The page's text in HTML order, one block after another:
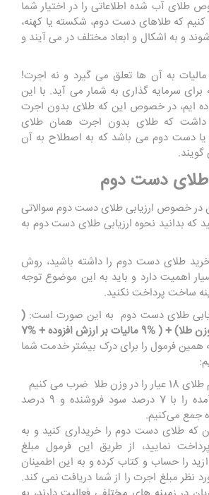
طلای آب شده اطلاعاتی را در اختیار شما
کنیم که طلاهای دست دوم، شکسته یا کهنه،
و به اشکال و ابعاد مختلف در می آیند و
به آن ها تعلق می گیرد و نه اجرت!
برای سرمایه گذاری به شمار می آید. با این
ایم، در خصوص این که طلای بدون اجرت
داشت که طلای بدون اجرت همان طلای
دست دوم می باشد که به اصطلاح به آن
طلای دست دوم
در خصوص ارزیابی طلای دست دوم سوالاتی
که بدانید نحوه ارزیابی طلای دست دوم به
طلای دست دوم را داشته باشید، روش
اهمیت دارد و باید به این موضوع توجه
ساخت پرداخت نکنید.
طلای دست دوم به این صورت است: (
قیمت هر گرم طلا × وزن طلا) + ( %9 مالیات بر ارزش افزوده + %7
همین فرمول را برای درک بیشتر خدمت شما
ضرب می ‌کنیم
سپس عدد بدست آمده را با 7 درصد سود فروشنده و 9 درصد
جمع می‌کنیم.
که طلای دست دوم را خریداری کنید و به
نمایید، از طریق این فرمول مبلغ
را حساب و کتاب کرده و به این اطمینان
نظر مبلغ اجرت را از شما دریافت نمی کند.